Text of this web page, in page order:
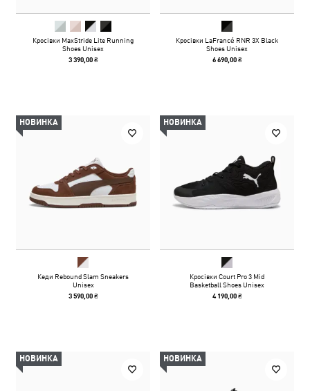
Кросівки MaxStride Lite Running
Shoes Unisex
3 390,00 ₴
Кросівки LaFrancé RNR 3X Black
Shoes Unisex
6 690,00 ₴
НОВИНКА
Кеди Rebound Slam Sneakers
Unisex
3 590,00 ₴
НОВИНКА
Кросівки Court Pro 3 Mid
Basketball Shoes Unisex
4 190,00 ₴
НОВИНКА НОВИНКА